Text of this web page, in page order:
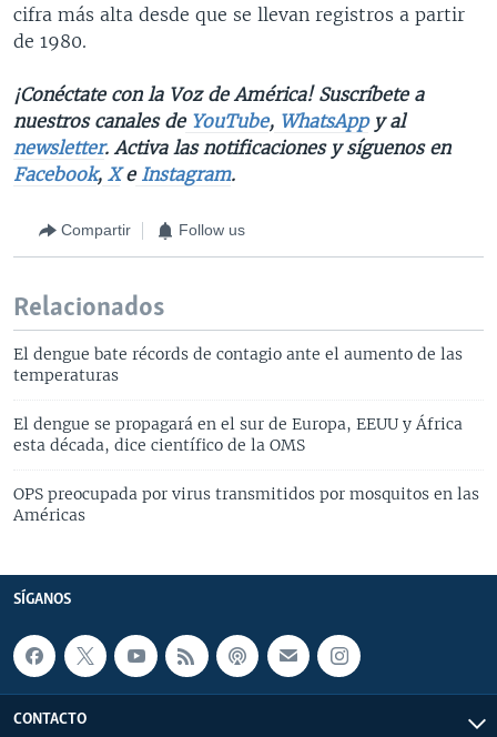
cifra más alta desde que se llevan registros a partir
de 1980.
¡Conéctate con la Voz de América! Suscríbete a
nuestros canales deYouTube, WhatsAppy al
newsletter. Activa las notificaciones y síguenos en
Facebook, XeInstagram.
Compartir Follow us
Relacionados
El dengue bate récords de contagio ante el aumento de las
temperaturas
El dengue se propagará en el sur de Europa, EEUU y África
esta década, dice científico de la OMS
OPS preocupada por virus transmitidos por mosquitos en las
Américas
SÍGANOS
CONTACTO